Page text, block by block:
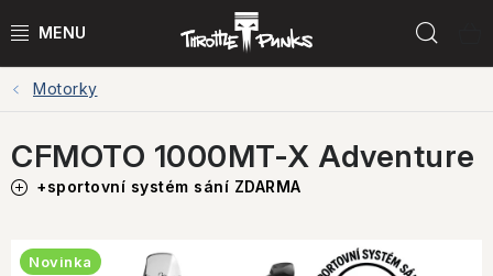
na
POWER KIT
ČTYŘKOLKY
MOTORKY
Motorky
CFMOTO 1000MT-X Adventure
+sportovní systém sání ZDARMA
Novinka